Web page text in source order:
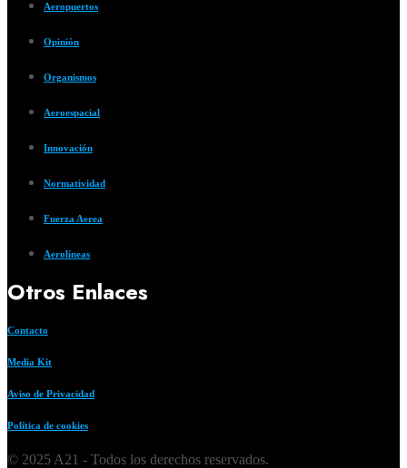
Aeropuertos
Opinión
Organismos
Aeroespacial
Innovación
Normatividad
Fuerza Aerea
Aerolíneas
Otros Enlaces
Contacto
Media Kit
Aviso de Privacidad
Política de cookies
© 2025 A21 - Todos los derechos reservados.